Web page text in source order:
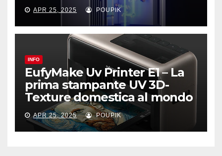
APR 25, 2025 POUPIK
INFO
EufyMake Uv Printer E1 – La
prima stampante UV 3D-
Texture domestica al mondo
APR 25, 2025 POUPIK